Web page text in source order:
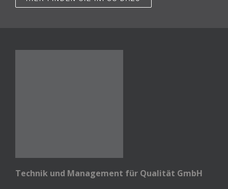
Technik und Management für Qualität GmbH